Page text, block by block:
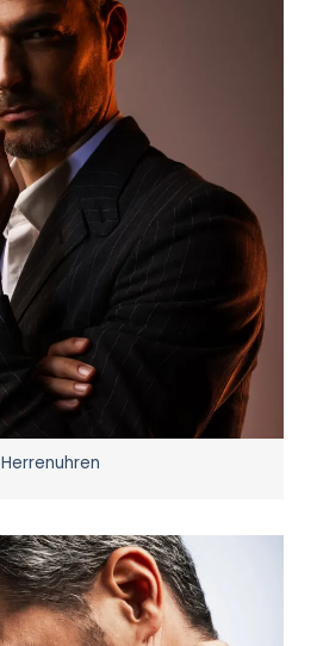
Herrenuhren